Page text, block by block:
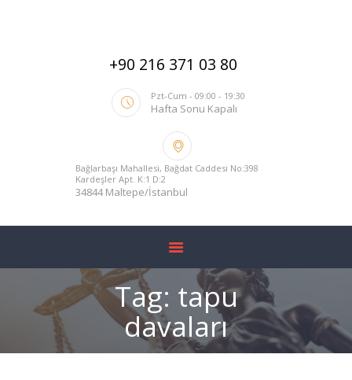
+90 216 371 03 80
Pzt-Cum - 09:00 - 19:30
Hafta Sonu Kapalı
Bağlarbaşı Mahallesi, Bağdat Caddesi No:398
Kardeşler Apt. K:1 D:2
34844 Maltepe/İstanbul
Tag: tapu
davaları
HIZMETLERIMIZ
BLOG
YARGITAY İÇTIHADI